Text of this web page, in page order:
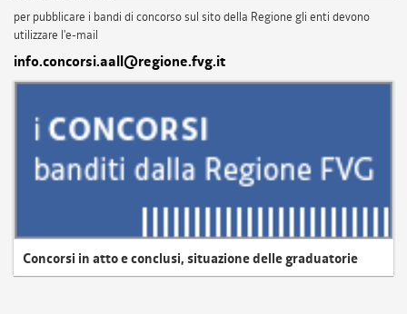
per pubblicare i bandi di concorso sul sito della Regione gli enti devono
utilizzare l'e-mail
info.concorsi.aall@regione.fvg.it
Concorsi in atto e conclusi, situazione delle graduatorie